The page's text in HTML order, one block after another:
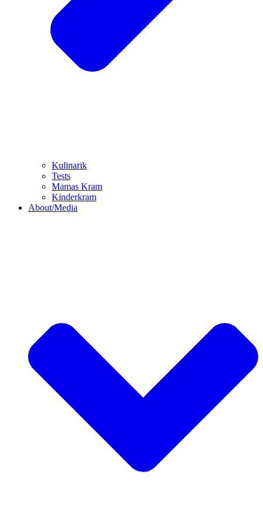
Kulinarik
Tests
Mamas Kram
Kinderkram
About/Media